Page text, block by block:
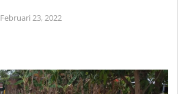
Februari 23, 2022